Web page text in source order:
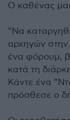
Ο καθένας
“Να
αρχηγών
ένα φόρουμ,
κατά τη
Κάντε ένα
πρόσθεσε ο